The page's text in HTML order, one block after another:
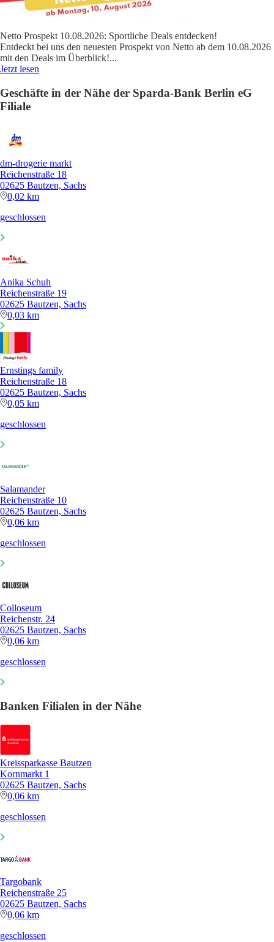
Netto Prospekt 10.08.2026: Sportliche Deals entdecken!
Entdeckt bei uns den neuesten Prospekt von Netto ab dem 10.08.2026
mit den Deals im Überblick!...
Jetzt lesen
Geschäfte in der Nähe der Sparda-Bank Berlin eG
Filiale
dm-drogerie markt
Reichenstraße 18
02625 Bautzen, Sachs
0,02 km
geschlossen
Anika Schuh
Reichenstraße 19
02625 Bautzen, Sachs
0,03 km
Ernstings family
Reichenstraße 18
02625 Bautzen, Sachs
0,05 km
geschlossen
Salamander
Reichenstraße 10
02625 Bautzen, Sachs
0,06 km
geschlossen
Colloseum
Reichenstr. 24
02625 Bautzen, Sachs
0,06 km
geschlossen
Banken Filialen in der Nähe
Kreissparkasse Bautzen
Kornmarkt 1
02625 Bautzen, Sachs
0,06 km
geschlossen
Targobank
Reichenstraße 25
02625 Bautzen, Sachs
0,06 km
geschlossen